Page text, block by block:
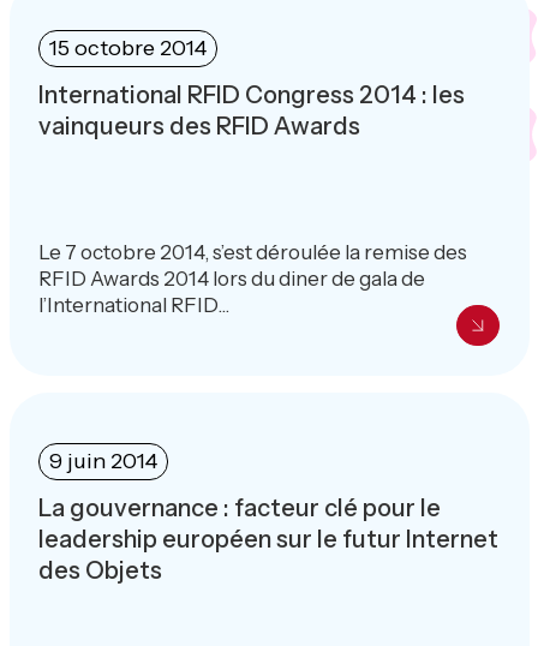
15 octobre 2014
International RFID Congress 2014 : les
vainqueurs des RFID Awards
Le 7 octobre 2014, s’est déroulée la remise des
RFID Awards 2014 lors du diner de gala de
l’International RFID...
9 juin 2014
La gouvernance : facteur clé pour le
leadership européen sur le futur Internet
des Objets